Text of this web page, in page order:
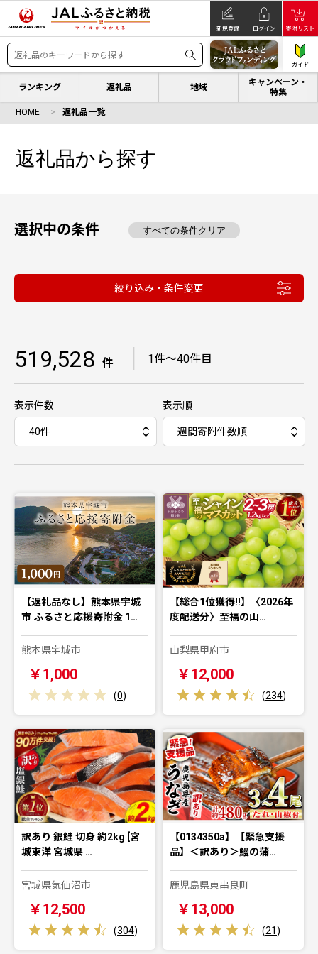
新規登録 ログイン 寄附リスト
ガイド
ランキング 返礼品 地域
キャンペーン・
特集
HOME 返礼品一覧
返礼品から探す
選択中の条件 すべての条件クリア
絞り込み・条件変更
519,528 件 1件〜40件目
表示件数 表示順
【返礼品なし】熊本県宇城
市 ふるさと応援寄附金 1…
熊本県宇城市
￥1,000
(0)
【総合1位獲得!!】〈2026年
度配送分〉至福の山…
山梨県甲府市
￥12,000
(234)
訳あり 銀鮭 切身 約2kg [宮
城東洋 宮城県 …
宮城県気仙沼市
￥12,500
(304)
【0134350a】【緊急支援
品】＜訳あり＞鰻の蒲…
鹿児島県東串良町
￥13,000
(21)